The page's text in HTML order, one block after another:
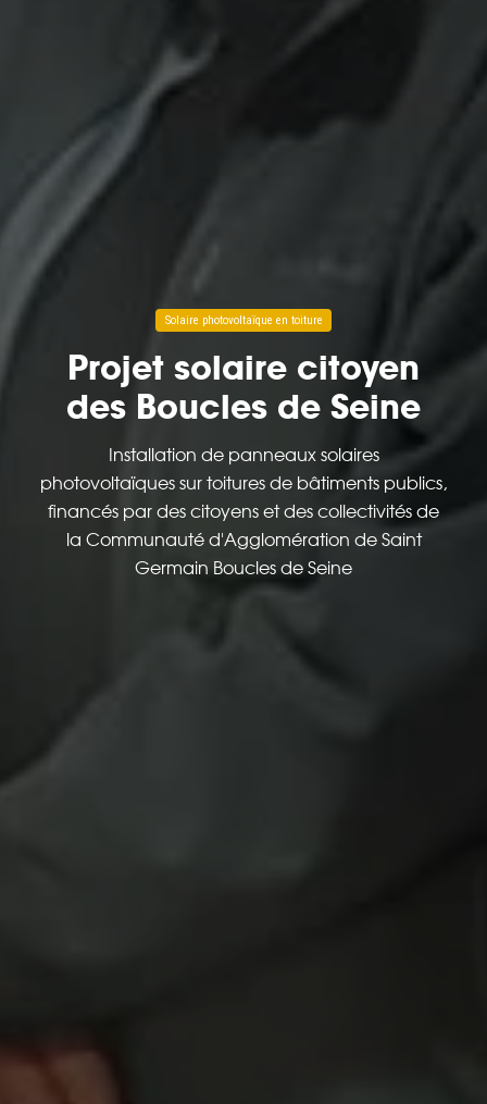
Solaire photovoltaïque en toiture
Projet solaire citoyen
des Boucles de Seine
Installation de panneaux solaires
photovoltaïques sur toitures de bâtiments publics,
financés par des citoyens et des collectivités de
la Communauté d'Agglomération de Saint
Germain Boucles de Seine